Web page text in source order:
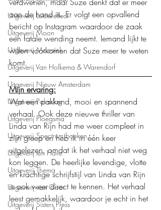
Uitgeverij Luistereffect
Uitgeverij Moon
Uitgeverij Mozaïek
Uitgeverij Van Holkema & Warendorf
Uitgeverij Nieuw Amsterdam
Uitgeverij Palmslag
Uitgeverij Ploegsma
Uitgeverij Spectrum boeken
Uitgeverij ten Have
Uitgeverij Thema
Uitgeverij van Goor
Uitgeverij Sisters Press
aan de hand is. Er volgt een opvallend
bericht op Instagram waardoor de zaak
een fatale wending neemt. Iemand lijkt te
willen voorkomen dat Suze meer te weten
komt.
Mijn ervaring:
Wat een pakkend, mooi en spannend
verhaal. Ook deze nieuwe thriller van
Linda van Rijn had me weer compleet in
zijn greep en heb ik in één keer
uitgelezen, omdat ik het verhaal niet weg
kon leggen. De heerlijke levendige, vlotte
en krachtige schrijfstijl van Linda van Rijn
is ook weer direct te kennen. Het verhaal
leest gemakkelijk, waardoor je echt in het